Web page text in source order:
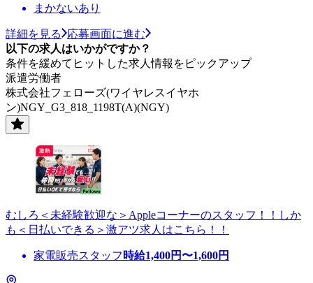
まかないあり
詳細を見る
応募画面に進む
以下の求人はいかがですか？
条件を緩めてヒットした求人情報をピックアップ
派遣労働者
株式会社フェローズ(ワイヤレスイヤホ
ン)NGY_G3_818_1198T(A)(NGY)
むしろ＜未経験歓迎な＞Appleコーナーのスタッフ！！しか
も＜日払いできる＞激アツ求人はこちら！！
家電販売スタッフ 時給1,400円〜1,600円